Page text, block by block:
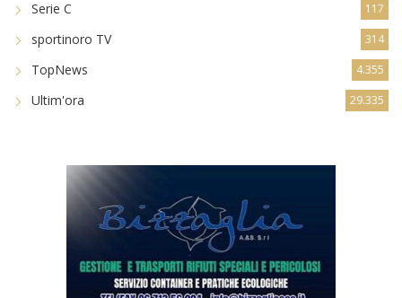
Serie C 117
sportinoro TV 314
TopNews 4.355
Ultim'ora 29.335